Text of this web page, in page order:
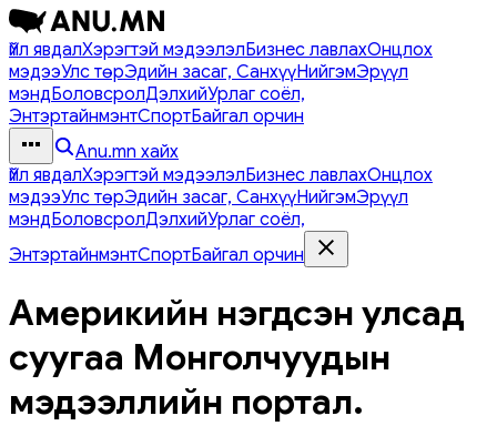
Үйл явдалХэрэгтэй мэдээлэлБизнес лавлахОнцлох
мэдээУлс төрЭдийн засаг, СанхүүНийгэмЭрүүл
мэндБоловсролДэлхийУрлаг соёл,
ЭнтэртайнмэнтСпортБайгал орчин
Anu.mn хайх
Үйл явдалХэрэгтэй мэдээлэлБизнес лавлахОнцлох
мэдээУлс төрЭдийн засаг, СанхүүНийгэмЭрүүл
мэндБоловсролДэлхийУрлаг соёл,
ЭнтэртайнмэнтСпортБайгал орчин
Америкийн нэгдсэн улсад
суугаа Монголчуудын
мэдээллийн портал.